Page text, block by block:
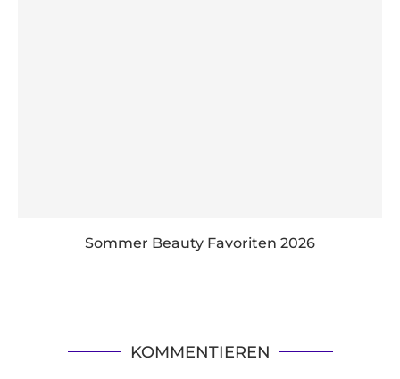
Sommer Beauty Favoriten 2026
KOMMENTIEREN